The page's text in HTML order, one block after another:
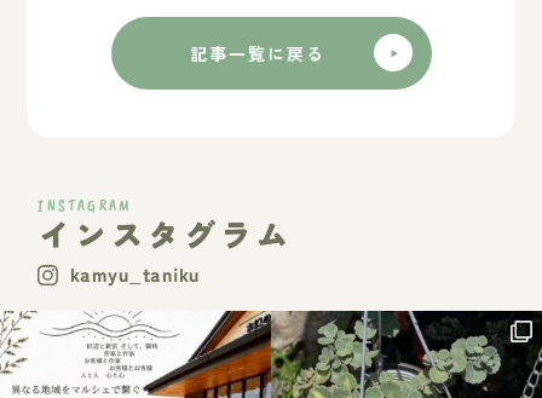
記事一覧に戻る
INSTAGRAM
インスタグラム
kamyu_taniku